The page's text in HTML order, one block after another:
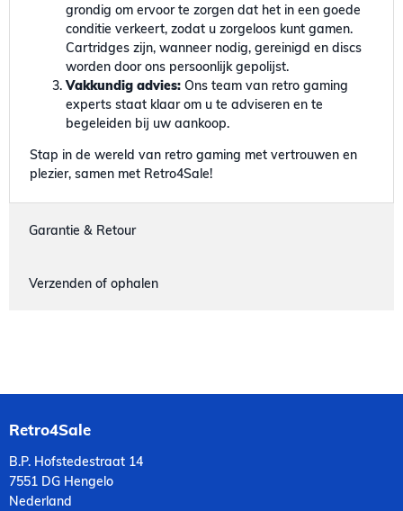
grondig om ervoor te zorgen dat het in een goede
conditie verkeert, zodat u zorgeloos kunt gamen.
Cartridges zijn, wanneer nodig, gereinigd en discs
worden door ons persoonlijk gepolijst.
Vakkundig advies:Ons team van retro gaming
experts staat klaar om u te adviseren en te
begeleiden bij uw aankoop.
Stap in de wereld van retro gaming met vertrouwen en
plezier, samen met Retro4Sale!
Garantie & Retour
Verzenden of ophalen
Retro4Sale
B.P. Hofstedestraat 14
7551 DG Hengelo
Nederland